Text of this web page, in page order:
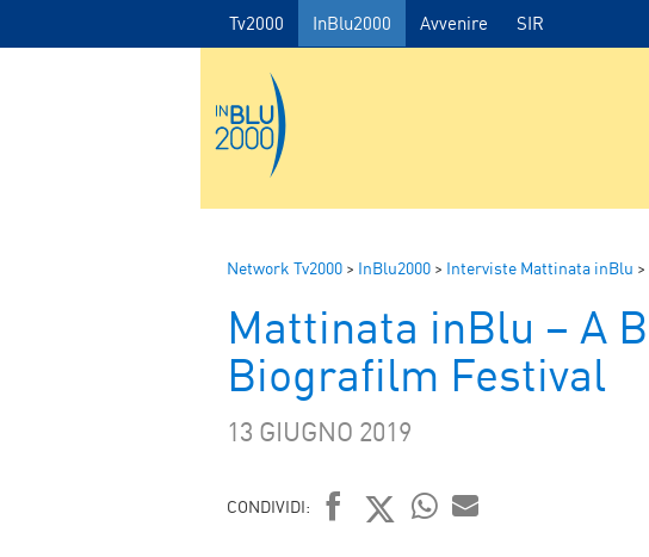
Tv2000 InBlu2000 Avvenire SIR
Network Tv2000 > InBlu2000 > Interviste Mattinata inBlu >
Mattinata inBlu – A
Biografilm Festival
13 GIUGNO 2019
CONDIVIDI: